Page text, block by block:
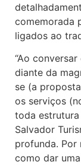
comemorada
ligados ao
“Ao
diante da
se (a
os serviços
toda
Salvador
profunda. Por
como dar